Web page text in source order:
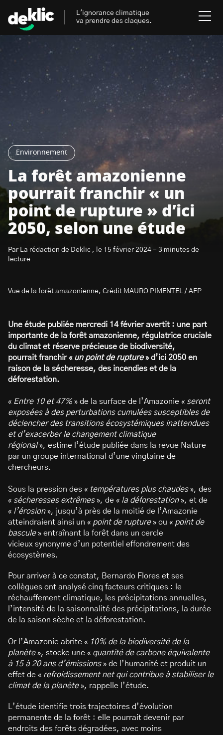
Environnement
La forêt amazonienne
pourrait franchir « un
point de rupture » d’ici
2050, selon une étude
Par La rédaction de Deklic , le 15 février 2024 - 3 minutes de
lecture
Vue de la forêt amazonienne, Crédit MAURO PIMENTEL / AFP
Une étude publiée mercredi 14 février avertit : une part
importante de la forêt amazonienne, régulatrice cruciale
du climat et réserve précieuse de biodiversité,
pourrait franchir «un point de rupture» d’ici 2050 en
raison de la sécheresse, des incendies et de la
déforestation.
« Entre 10 et 47% » de la surface de l’Amazonie « seront
exposées à des perturbations cumulées susceptibles de
déclencher des transitions écosystémiques inattendues
et d’exacerber le changement climatique
régional», estime l’étude publiée dans la revue Nature
par un groupe international d’une vingtaine de
chercheurs.
Sous la pression des « températures plus chaudes», des
« sécheresses extrêmes», de « la déforestation», et de
« l’érosion», jusqu’à près de la moitié de l’Amazonie
atteindraient ainsi un « point de rupture» ou « point de
bascule» entraînant la forêt dans un cercle
vicieux synonyme d’un potentiel effondrement des
écosystèmes.
Pour arriver à ce constat, Bernardo Flores et ses
collègues ont analysé cinq facteurs critiques : le
réchauffement climatique, les précipitations annuelles,
l’intensité de la saisonnalité des précipitations, la durée
de la saison sèche et la déforestation.
Or l’Amazonie abrite « 10% de la biodiversité de la
planète», stocke une « quantité de carbone équivalente
à 15 à 20 ans d’émissions» de l’humanité et produit un
effet de « refroidissement net qui contribue à stabiliser le
climat de la planète», rappelle l’étude.
L’étude identifie trois trajectoires d’évolution
permanente de la forêt : elle pourrait devenir par
endroits des forêts dégradées, avec moins
L'ignorance climatique
va prendre des claques.
Rechercher
:
Aides, bons plans & cie
Énergies renouvelables
Mobilités durables
Gestes écologiques
Inspiré.es inspirant.es
S’abonner à la newsletter
Rechercher
Les mots clés les plus
recherchés sur Deklic
Transition Écologique deklic kids
interview Volte-face influenceur.se